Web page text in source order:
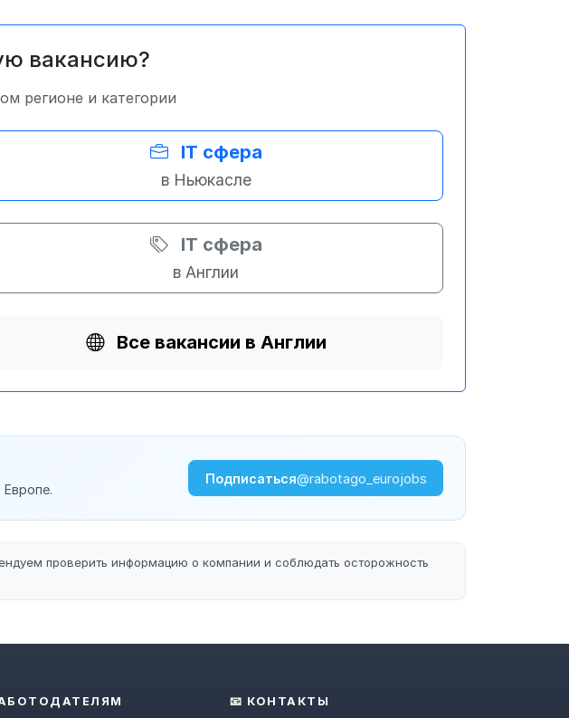
вакансию?
регионе и категории
IT сфера
в Ньюкасле
IT сфера
в Англии
Все вакансии в Англии
Подписаться@rabotago_eurojobs
проверить информацию о компании и соблюдать осторожность
📧 КОНТАКТЫ